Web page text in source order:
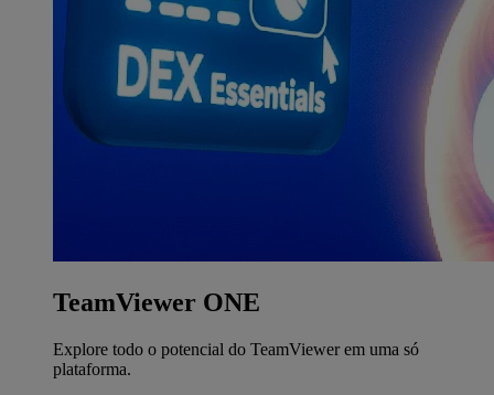
TeamViewer ONE
Explore todo o potencial do TeamViewer em uma só
plataforma.